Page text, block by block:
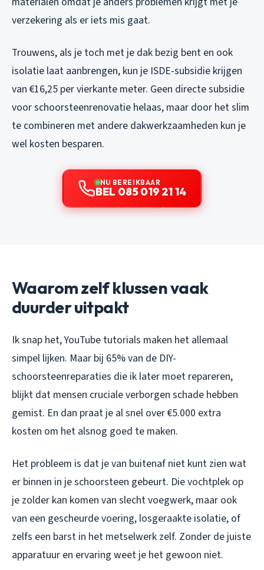
verzekering als er iets mis gaat.
Trouwens, als je toch met je dak bezig bent en ook
isolatie laat aanbrengen, kun je ISDE-subsidie krijgen
van €16,25 per vierkante meter. Geen directe subsidie
voor schoorsteenrenovatie helaas, maar door het slim
te combineren met andere dakwerkzaamheden kun je
wel kosten besparen.
NU BEREIKBAAR
BEL 085 019 21 14
Waarom zelf klussen vaak
duurder uitpakt
Ik snap het, YouTube tutorials maken het allemaal
simpel lijken. Maar bij 65% van de DIY-
schoorsteenreparaties die ik later moet repareren,
blijkt dat mensen cruciale verborgen schade hebben
gemist. En dan praat je al snel over €5.000 extra
kosten om het alsnog goed te maken.
Het probleem is dat je van buitenaf niet kunt zien wat
er binnen in je schoorsteen gebeurt. Die vochtplek op
je zolder kan komen van slecht voegwerk, maar ook
van een gescheurde voering, losgeraakte isolatie, of
zelfs een barst in het metselwerk zelf. Zonder de juiste
apparatuur en ervaring weet je het gewoon niet.